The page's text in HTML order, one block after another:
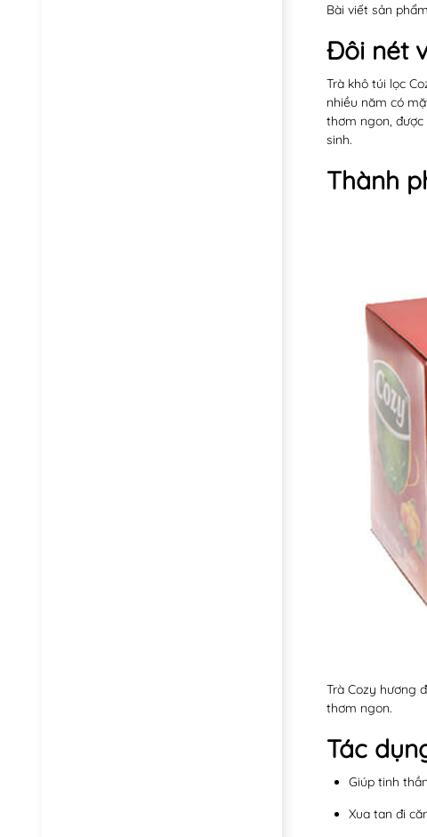
Bài viết sản phẩm
Đôi nét
Trà khô túi lọc
nhiều năm có
thơm ngon,
sinh.
Thành
Trà Cozy hương
thơm ngon.
Tác
Giúp tinh
Xua tan đi